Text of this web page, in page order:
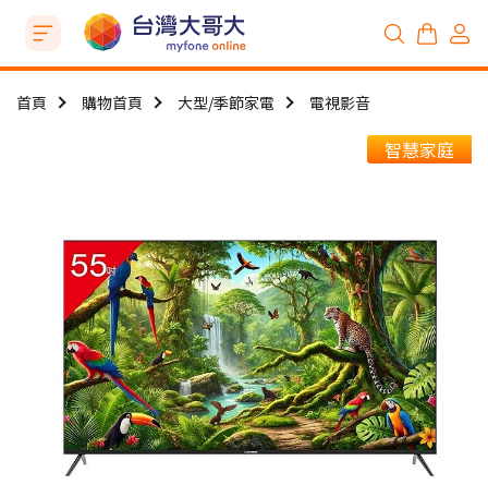
首頁 購物首頁 大型/季節家電 電視影音
智慧家庭